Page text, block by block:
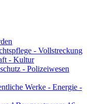
- Vollstreckung
- Kultur
- Polizeiwesen
Werke - Energie -